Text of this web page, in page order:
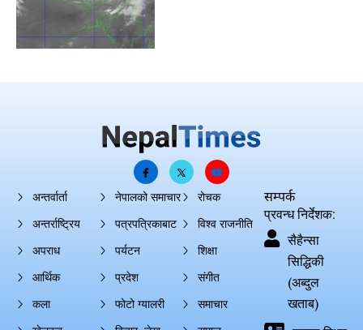
अन्तर्वार्ता
अन्तर्राष्ट्रिय
अपराध
आर्थिक
कला
नेपालको समाचार
पत्रपत्रिकाबाट
पर्यटन
प्रदेश
फोटो ग्यालरी
रोचक
विश्व राजनीति
शिक्षा
संगीत
समाचार
सम्पर्क
प्रवन्ध निर्देशक:
सैहैन्सा
सिद्धिकी
(अब्दुल
खताब)